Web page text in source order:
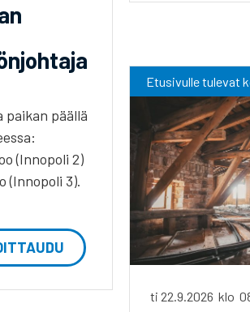
paikan päällä
(Innopoli 2)
(Innopoli 3).
Etusivulle tulevat
ti 22.9.2026 klo